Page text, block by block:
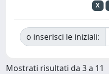
X
o inserisci le iniziali:
Mostrati risultati da 3 a 11